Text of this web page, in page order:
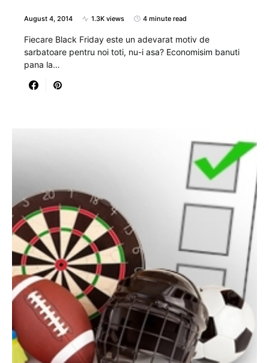
August 4, 2014 1.3K views 4 minute read
Fiecare Black Friday este un adevarat motiv de
sarbatoare pentru noi toti, nu-i asa? Economisim banuti
pana la…